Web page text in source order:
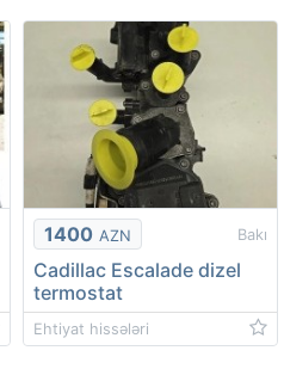
1400 AZN Bakı
Cadillac Escalade dizel
termostat
Ehtiyat hissələri